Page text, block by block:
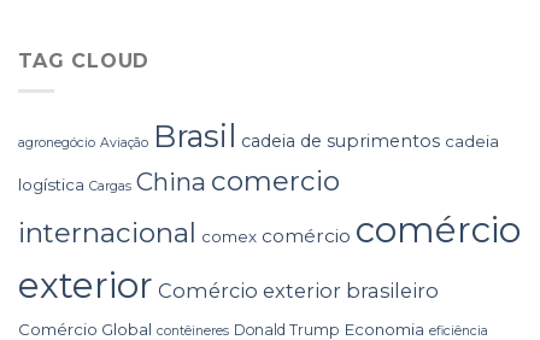
TAG CLOUD
agronegócio Aviação Brasil cadeia de suprimentos cadeia
logística Cargas China comercio
internacional comex comércio comércio
exterior Comércio exterior brasileiro
Comércio Global contêineres Donald Trump Economia eficiência